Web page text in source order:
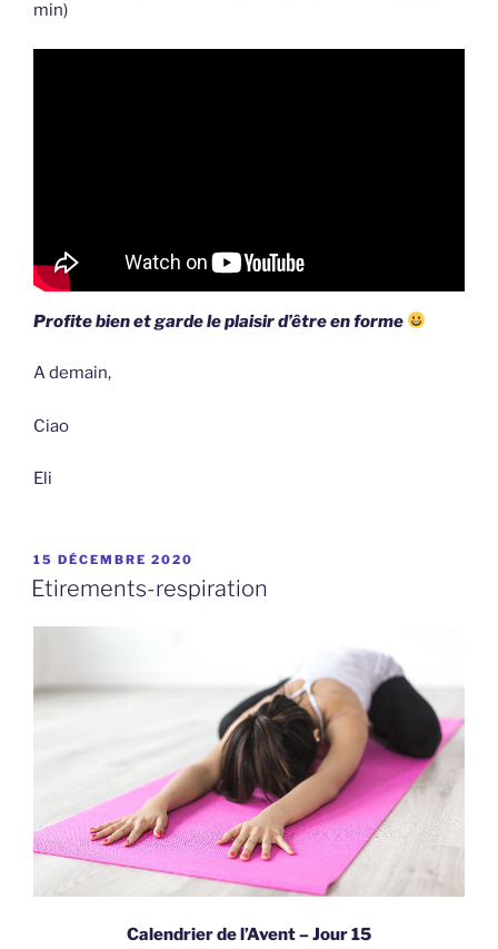
min)
Profite bien et garde le plaisir d’être en forme
A demain,
Ciao
Eli
PUBLIÉ
LE
15 DÉCEMBRE 2020
Etirements-respiration
Calendrier de l’Avent – Jour 15